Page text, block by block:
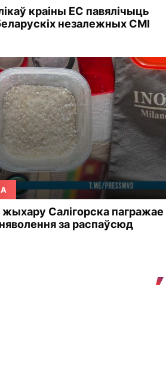
краіны ЕС павялічыць
незалежных СМІ
Салігорска пагражае
за распаўсюд